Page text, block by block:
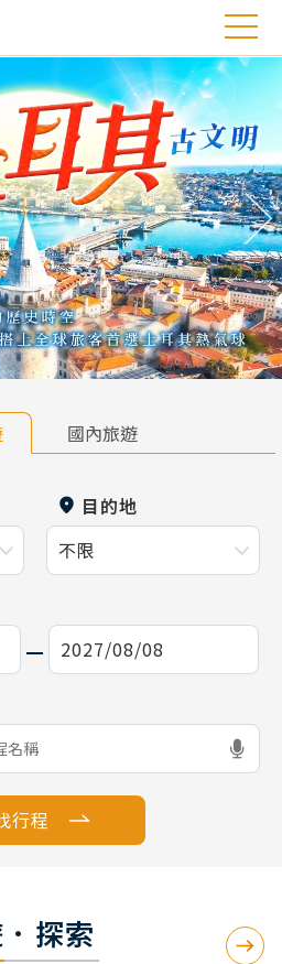
往
國內旅遊
目的地
行程
探索